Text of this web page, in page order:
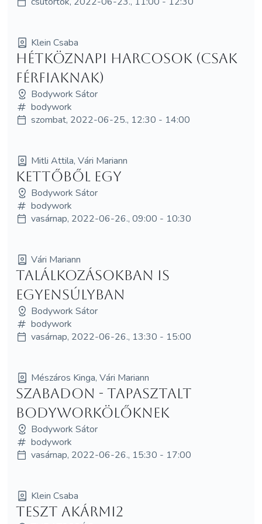
Klein Csaba
Hétköznapi Harcosok (Csak
férfiaknak)
Bodywork Sátor
bodywork
szombat, 2022-06-25., 12:30 - 14:00
Mitli Attila, Vári Mariann
Kettőből egy
Bodywork Sátor
bodywork
vasárnap, 2022-06-26., 09:00 - 10:30
Vári Mariann
Találkozásokban is
egyensúlyban
Bodywork Sátor
bodywork
vasárnap, 2022-06-26., 13:30 - 15:00
Mészáros Kinga, Vári Mariann
Szabadon - tapasztalt
bodyworkölőknek
Bodywork Sátor
bodywork
vasárnap, 2022-06-26., 15:30 - 17:00
Klein Csaba
teszt akármi2